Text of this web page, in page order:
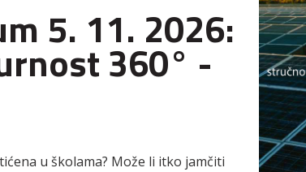
5. 11. 2026:
360° -
u školama? Može li itko jamčiti